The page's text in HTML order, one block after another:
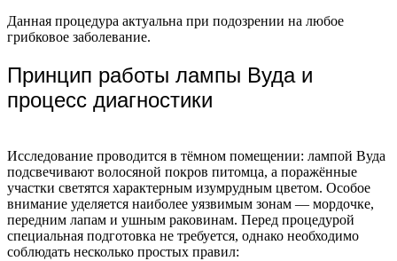
Данная процедура актуальна при подозрении на любое
грибковое заболевание.
Принцип работы лампы Вуда и
процесс диагностики
Исследование проводится в тёмном помещении: лампой Вуда
подсвечивают волосяной покров питомца, а поражённые
участки светятся характерным изумрудным цветом. Особое
внимание уделяется наиболее уязвимым зонам — мордочке,
передним лапам и ушным раковинам. Перед процедурой
специальная подготовка не требуется, однако необходимо
соблюдать несколько простых правил: